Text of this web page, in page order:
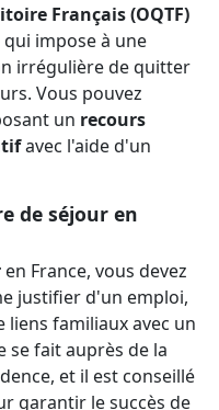
Français (OQTF)
impose à une
irrégulière de quitter
Vous pouvez
un recours
avec l'aide d'un
de séjour en
en France, vous devez
justifier d'un emploi,
liens familiaux avec un
se fait auprès de la
et il est conseillé
garantir le succès de